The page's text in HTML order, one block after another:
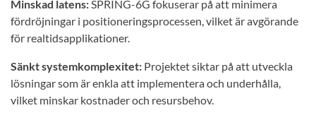
Minskad latens:SPRING-6G fokuserar på att minimera
fördröjningar i positioneringsprocessen, vilket är avgörande
för realtidsapplikationer.
Sänkt systemkomplexitet: Projektet siktar på att utveckla
lösningar som är enkla att implementera och underhålla,
vilket minskar kostnader och resursbehov.